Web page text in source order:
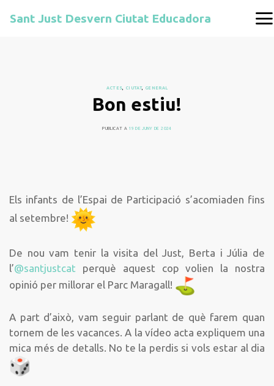
Sant Just Desvern Ciutat Educadora
ACTES CIUTAT, GENERAL
Bon estiu!
PUBLICAT A 19 DE JUNY DE 2024
Els infants de l’Espai de Participació s’acomiaden fins
al setembre!
De nou vam tenir la visita del Just, Berta i Júlia de
l’@santjustcat perquè aquest cop volien la nostra
opinió per millorar el Parc Maragall!
A part d’això, vam seguir parlant de què farem quan
tornem de les vacances. A la vídeo acta expliquem una
mica més de detalls. No te la perdis si vols estar al dia